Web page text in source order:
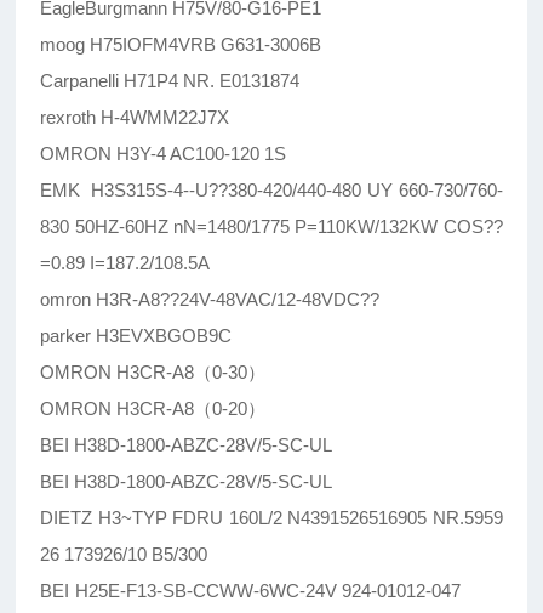
EagleBurgmann H75V/80-G16-PE1
moog H75IOFM4VRB G631-3006B
Carpanelli H71P4 NR. E0131874
rexroth H-4WMM22J7X
OMRON H3Y-4 AC100-120 1S
EMK H3S315S-4--U??380-420/440-480 UY 660-730/760-
830 50HZ-60HZ nN=1480/1775 P=110KW/132KW COS??
=0.89 I=187.2/108.5A
omron H3R-A8??24V-48VAC/12-48VDC??
parker H3EVXBGOB9C
OMRON H3CR-A8（0-30）
OMRON H3CR-A8（0-20）
BEI H38D-1800-ABZC-28V/5-SC-UL
BEI H38D-1800-ABZC-28V/5-SC-UL
DIETZ H3~TYP FDRU 160L/2 N4391526516905 NR.5959
26 173926/10 B5/300
BEI H25E-F13-SB-CCWW-6WC-24V 924-01012-047